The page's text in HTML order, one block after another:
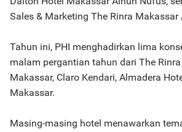
Sales & Marketing The Rinra
Tahun ini, PHI menghadirkan lima
malam pergantian tahun dari The
Makassar, Claro Kendari, Almadera
Makassar.
Masing-masing hotel menawarkan